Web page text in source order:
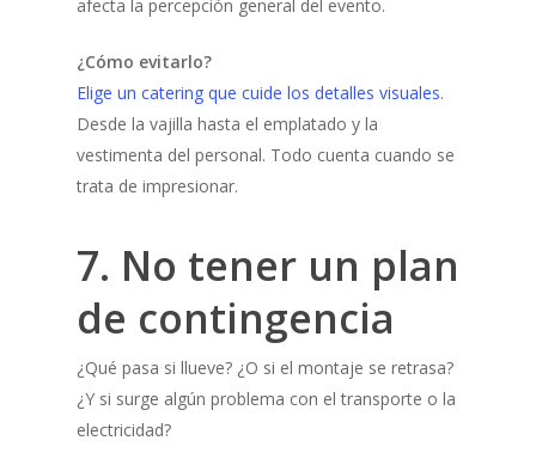
afecta la percepción general del evento.
¿Cómo evitarlo?
Elige un catering que cuide los detalles visuales.
Desde la vajilla hasta el emplatado y la
vestimenta del personal. Todo cuenta cuando se
trata de impresionar.
7. No tener un plan
de contingencia
¿Qué pasa si llueve? ¿O si el montaje se retrasa?
¿Y si surge algún problema con el transporte o la
electricidad?